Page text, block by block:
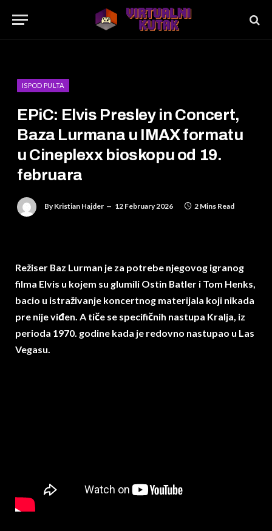
ISPOD PULTA
EPiC: Elvis Presley in Concert,
Baza Lurmana u IMAX formatu
u Cineplexx bioskopu od 19.
februara
By Kristian Hajder 12 February 2026 2 Mins Read
Režiser Baz Lurman je za potrebe njegovog igranog
filma Elvis u kojem su glumili Ostin Batler i Tom Henks,
bacio u istraživanje koncertnog materijala koji nikada
pre nije viđen. A tiče se specifičnih nastupa Kralja, iz
perioda 1970. godine kada je redovno nastupao u Las
Vegasu.